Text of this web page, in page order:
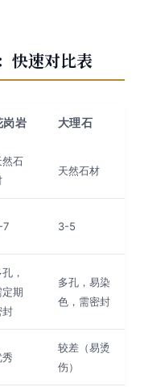
快速对比表
岗岩 大理石
然石
天然石材
7 3-5
，
定期
封
多孔，易染
色，需密封
较差（易烫
伤）